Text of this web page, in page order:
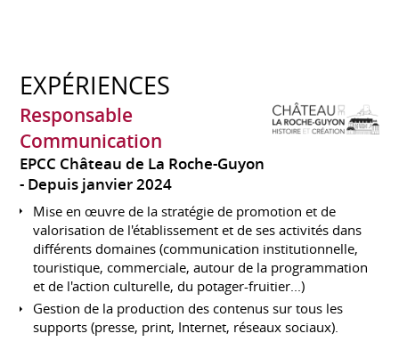
EXPÉRIENCES
Responsable
Communication
EPCC Château de La Roche-Guyon
Depuis janvier 2024
Mise en œuvre de la stratégie de promotion et de
valorisation de l'établissement et de ses activités dans
différents domaines (communication institutionnelle,
touristique, commerciale, autour de la programmation
et de l'action culturelle, du potager-fruitier...)
Gestion de la production des contenus sur tous les
supports (presse, print, Internet, réseaux sociaux).